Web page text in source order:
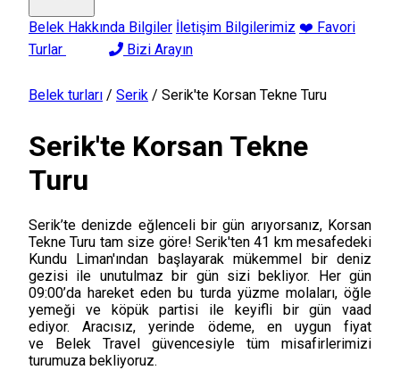
Belek Hakkında Bilgiler İletişim Bilgilerimiz ❤️ Favori
Turlar
Bizi Arayın
Belek turları / Serik / Serik'te Korsan Tekne Turu
Serik'te Korsan Tekne
Turu
Serik’te denizde eğlenceli bir gün arıyorsanız, Korsan
Tekne Turu tam size göre! Serik'ten 41 km mesafedeki
Kundu Liman'ından başlayarak mükemmel bir deniz
gezisi ile unutulmaz bir gün sizi bekliyor. Her gün
09:00’da hareket eden bu turda yüzme molaları, öğle
yemeği ve köpük partisi ile keyifli bir gün vaad
ediyor. Aracısız, yerinde ödeme, en uygun fiyat
ve Belek Travel güvencesiyle tüm misafirlerimizi
turumuza bekliyoruz.